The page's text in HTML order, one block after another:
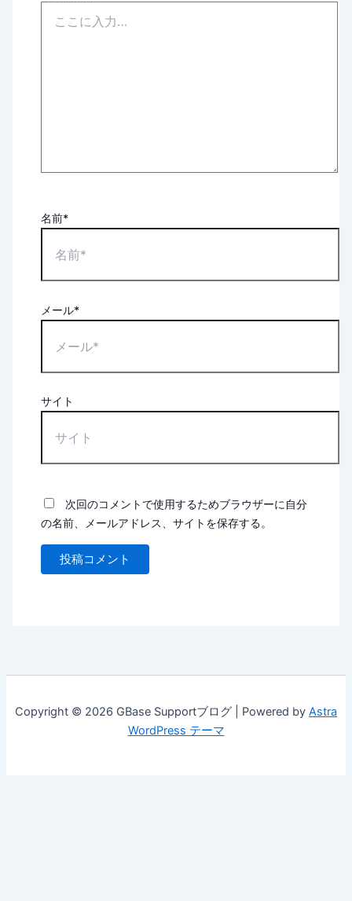
名前*
メール*
サイト
次回のコメントで使用するためブラウザーに自分
の名前、メールアドレス、サイトを保存する。
Copyright © 2026 GBase Supportブログ | Powered by Astra
WordPress テーマ